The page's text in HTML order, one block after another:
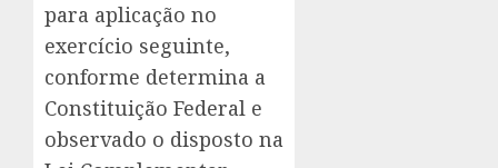
para aplicação no
exercício seguinte,
conforme determina a
Constituição Federal e
observado o disposto na